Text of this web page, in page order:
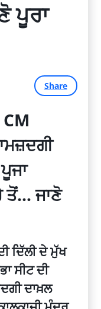
ਪੂਰਾ
Share
ਜਾਣੋ
ਦਿੱਲੀ ਦੇ ਮੁੱਖ
ਸੀਟ ਦੀ
ਦਾਖ਼ਲ